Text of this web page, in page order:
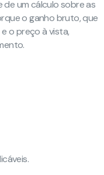
um cálculo sobre as
o ganho bruto, que
o preço à vista,